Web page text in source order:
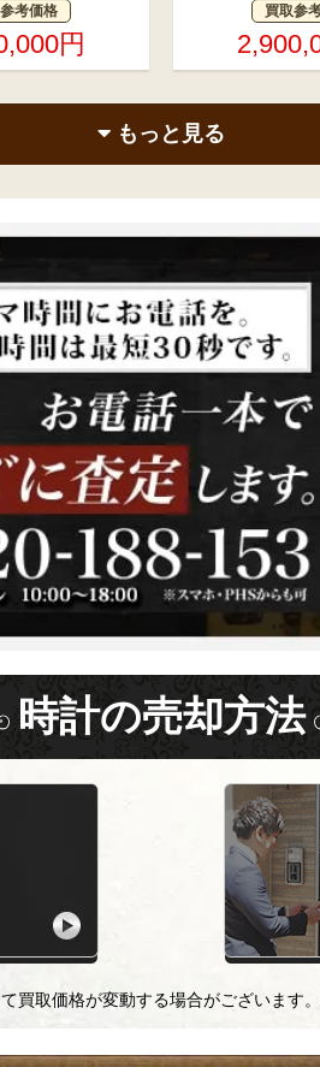
考価格
円
買取参
もっと見る
時計の売却方法
買取価格が変動する場合がございます